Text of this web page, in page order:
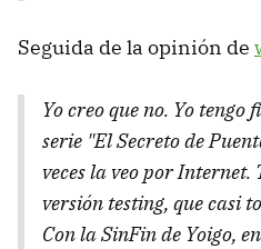
Seguida de la opinión de
Yo creo que no. Yo tengo
serie "El Secreto de
veces la veo por
versión testing, que casi
Con la SinFin de Yoigo,